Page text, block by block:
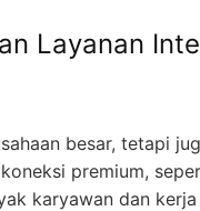
Layanan
besar, tetapi
premium,
karyawan dan